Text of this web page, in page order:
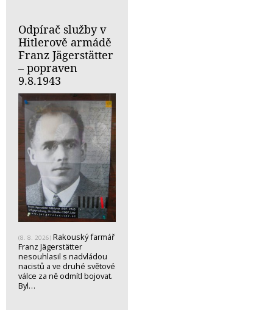
Odpírač služby v
Hitlerově armádě
Franz Jägerstätter
– popraven
9.8.1943
(8. 8. 2026) Rakouský farmář
Franz Jägerstätter
nesouhlasil s nadvládou
nacistů a ve druhé světové
válce za ně odmítl bojovat.
Byl…